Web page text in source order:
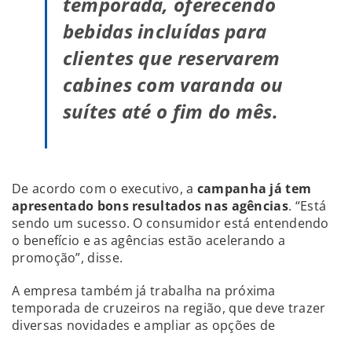
bebidas incluídas para
clientes que reservarem
cabines com varanda ou
suítes até o fim do mês.
De acordo com o executivo, a campanha já tem
apresentado bons resultados nas agências. “Está
sendo um sucesso. O consumidor está entendendo
o benefício e as agências estão acelerando a
promoção”, disse.
A empresa também já trabalha na próxima
temporada de cruzeiros na região, que deve trazer
diversas novidades e ampliar as opções de